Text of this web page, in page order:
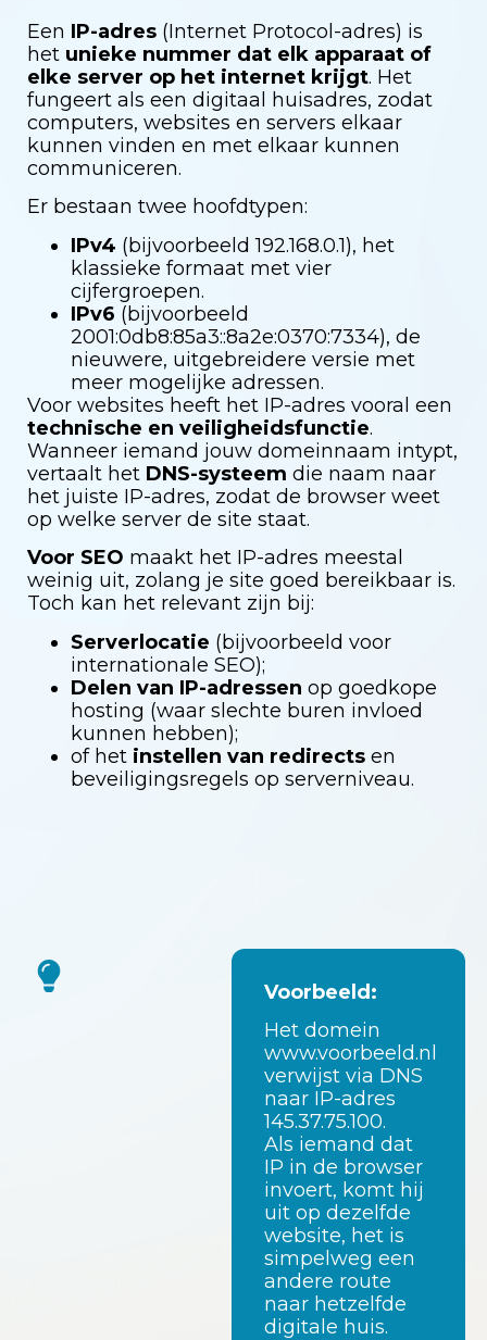
Een IP-adres (Internet Protocol-adres) is
het unieke nummer dat elk apparaat of
elke server op het internet krijgt. Het
fungeert als een digitaal huisadres, zodat
computers, websites en servers elkaar
kunnen vinden en met elkaar kunnen
communiceren.
Er bestaan twee hoofdtypen:
IPv4 (bijvoorbeeld192.168.0.1), het
klassieke formaat met vier
cijfergroepen.
IPv6 (bijvoorbeeld
2001:0db8:85a3::8a2e:0370:7334), de
nieuwere, uitgebreidere versie met
meer mogelijke adressen.
Voor websites heeft het IP-adres vooral een
technische en veiligheidsfunctie.
Wanneer iemand jouw domeinnaam intypt,
vertaalt het DNS-systeem die naam naar
het juiste IP-adres, zodat de browser weet
op welke server de site staat.
Voor SEO maakt het IP-adres meestal
weinig uit, zolang je site goed bereikbaar is.
Toch kan het relevant zijn bij:
Serverlocatie (bijvoorbeeld voor
internationale SEO);
Delen van IP-adressen op goedkope
hosting (waar slechte buren invloed
kunnen hebben);
of het instellen van redirects en
beveiligingsregels op serverniveau.
Voorbeeld:
Het domein
www.voorbeeld.nl
verwijst via DNS
naar IP-adres
145.37.75.100.
Als iemand dat
IP in de browser
invoert, komt hij
uit op dezelfde
website, het is
simpelweg een
andere route
naar hetzelfde
digitale huis.